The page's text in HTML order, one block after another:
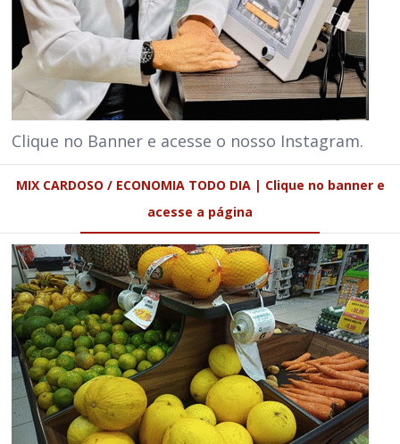
Clique no Banner e acesse o nosso Instagram.
MIX CARDOSO / ECONOMIA TODO DIA | Clique no banner e
acesse a página